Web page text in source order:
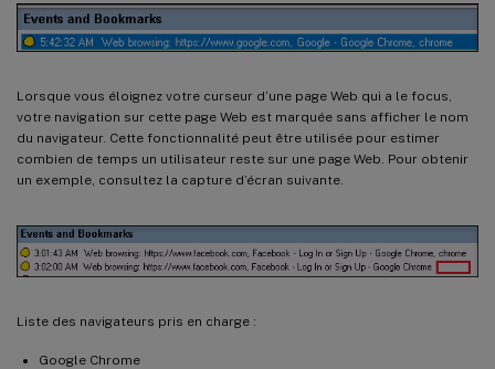
Lorsque vous éloignez votre curseur d’une page Web qui a le focus,
votre navigation sur cette page Web est marquée sans afficher le nom
du navigateur. Cette fonctionnalité peut être utilisée pour estimer
combien de temps un utilisateur reste sur une page Web. Pour obtenir
un exemple, consultez la capture d’écran suivante.
Liste des navigateurs pris en charge :
Google Chrome